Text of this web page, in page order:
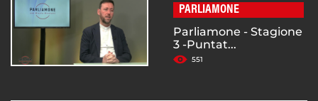
PARLIAMONE
Parliamone - Stagione
3 -Puntat...
551